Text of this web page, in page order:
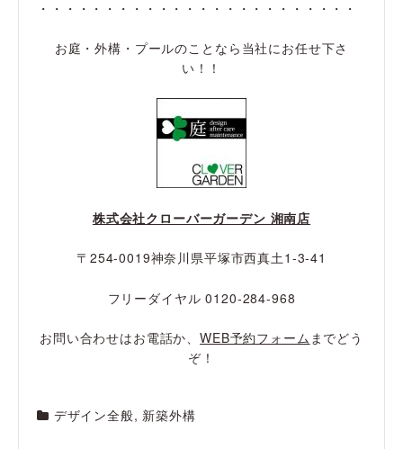
・・・・・・・・・・・・・・・・・・・・・・・・
お庭・外構・プールのことなら当社にお任せ下さ
い！！
株式会社クローバーガーデン 湘南店
〒254-0019神奈川県平塚市西真土1-3-41
フリーダイヤル 0120-284-968
お問い合わせはお電話か、WEB予約フォーム までどう
ぞ！
デザイン全般, 新築外構